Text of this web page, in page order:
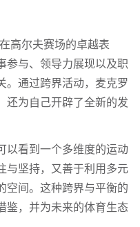
高尔夫赛场的卓越表
参与、领导力展现以及职
。通过跨界活动，麦克罗
还为自己开辟了全新的发
以看到一个多维度的运动
与坚持，又善于利用多元
空间。这种跨界与平衡的
鉴，并为未来的体育生态